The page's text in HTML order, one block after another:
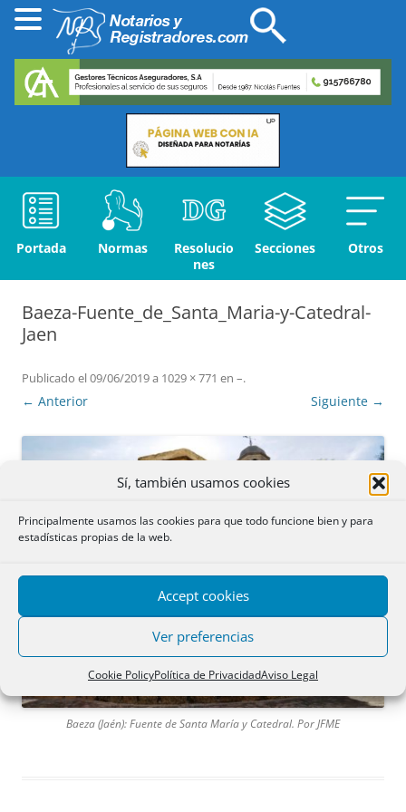
Sí, también usamos cookies
Principalmente usamos las cookies para que todo funcione bien y para
estadísticas propias de la web.
Accept cookies
Ver preferencias
Cookie PolicyPolítica de PrivacidadAviso Legal
Portada Normas
Resolucio
nes
Secciones Otros
Baeza-Fuente_de_Santa_Maria-y-Catedral-
Jaen
Publicado el09/06/2019a 1029 × 771 en –.
← Anterior Siguiente →
Baeza (Jaén): Fuente de Santa María y Catedral. Por JFME